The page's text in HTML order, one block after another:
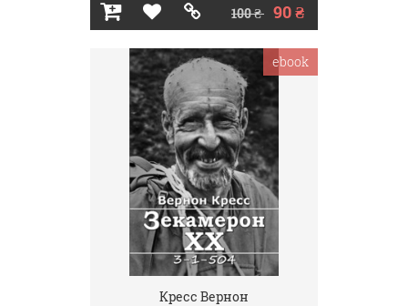
100 ₴ 90 ₴
Кресс Вернон
ebook